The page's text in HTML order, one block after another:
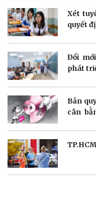
Doanh nghiệp
Thông tin doanh nghiệp
Doanh nghiệp 24h
Doanh nhân
Vì cộng đồng
Dinh dưỡng - món ngon
Cây thuốc
Sản phụ khoa
Xét
quyết
Đổi
phát
Bản
cân